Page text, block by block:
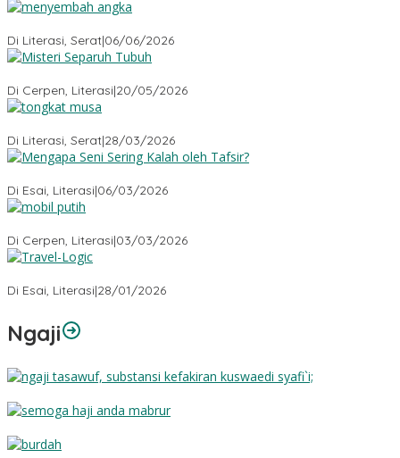
Di Literasi, Serat|06/06/2026
Di Cerpen, Literasi|20/05/2026
Di Literasi, Serat|28/03/2026
Di Esai, Literasi|06/03/2026
Di Cerpen, Literasi|03/03/2026
Di Esai, Literasi|28/01/2026
Ngaji